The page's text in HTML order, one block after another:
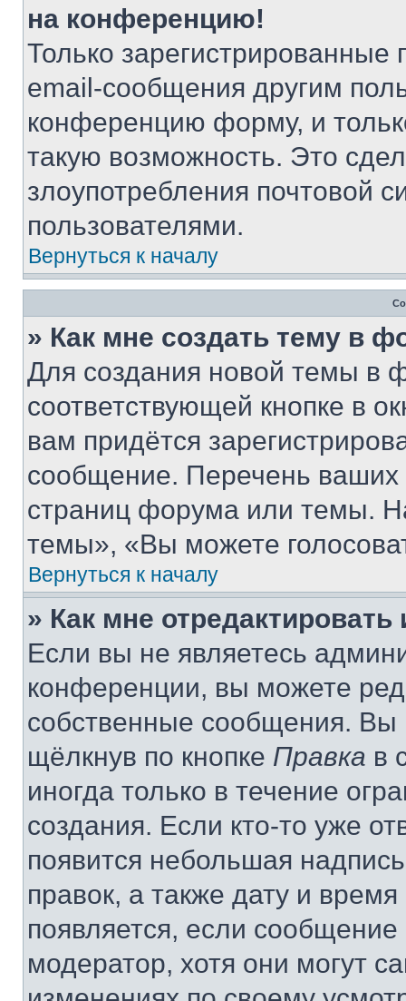
на конференцию!
Только зарегистрированные
email-сообщения другим
конференцию форму, и
такую возможность. Это
злоупотребления почтовой
пользователями.
Вернуться к началу
» Как мне создать тему в
Для создания новой темы в
соответствующей кнопке в
вам придётся
сообщение. Перечень ваших
страниц форума или темы.
темы», «Вы можете
Вернуться к началу
» Как мне
Если вы не являетесь
конференции, вы можете
собственные сообщения. Вы
щёлкнув по кнопке Правка в
иногда только в течение
создания. Если кто-то уже
появится небольшая
правок, а также дату и
появляется, если
модератор, хотя они могут